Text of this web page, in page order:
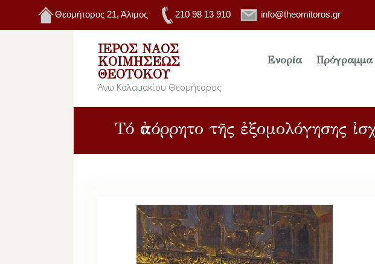
Θεομήτορος 21, Άλιμος 210 98 13 910 info@theomitoros.gr
ΙΕΡΌΣ ΝΑΌΣ
ΚΟΙΜΉΣΕΩΣ
ΘΕΟΤΌΚΟΥ
Άνω Καλαμακίου Θεομήτορος
Ενορία Πρόγραμμα
Τό ἀπόρρητο τῆς ἐξομολόγησης